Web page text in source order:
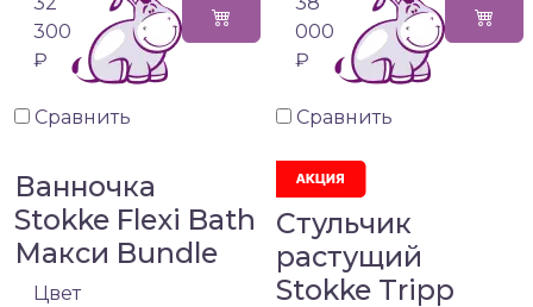
300
₽
Сравнить
000
₽
Сравнить
Ванночка
Stokke Flexi Bath
Макси Bundle
Цвет
Стульчик
растущий
Stokke Tripp